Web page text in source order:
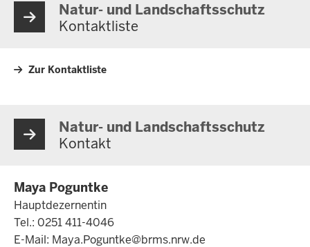
Natur- und Landschaftsschutz
Kontaktliste
Zur Kontaktliste
Natur- und Landschaftsschutz
Kontakt
Maya Poguntke
Hauptdezernentin
Tel.: 0251 411-4046
E-Mail: Maya.Poguntke@brms.nrw.de